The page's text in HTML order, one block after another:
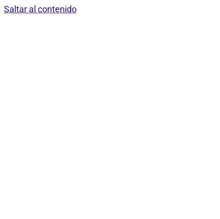
Saltar al contenido